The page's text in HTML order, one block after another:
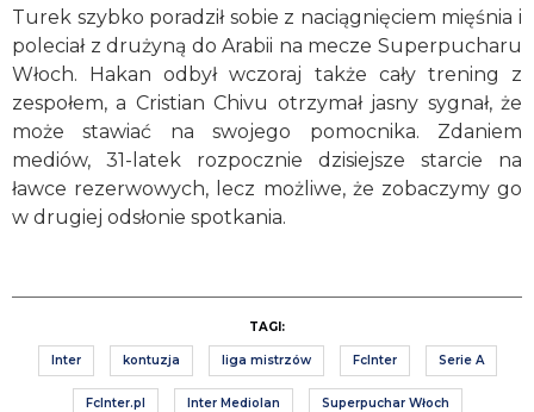
Turek szybko poradził sobie z naciągnięciem mięśnia i
poleciał z drużyną do Arabii na mecze Superpucharu
Włoch. Hakan odbył wczoraj także cały trening z
zespołem, a Cristian Chivu otrzymał jasny sygnał, że
może stawiać na swojego pomocnika. Zdaniem
mediów, 31-latek rozpocznie dzisiejsze starcie na
ławce rezerwowych, lecz możliwe, że zobaczymy go
w drugiej odsłonie spotkania.
TAGI:
Inter kontuzja liga mistrzów FcInter Serie A
FcInter.pl Inter Mediolan Superpuchar Włoch